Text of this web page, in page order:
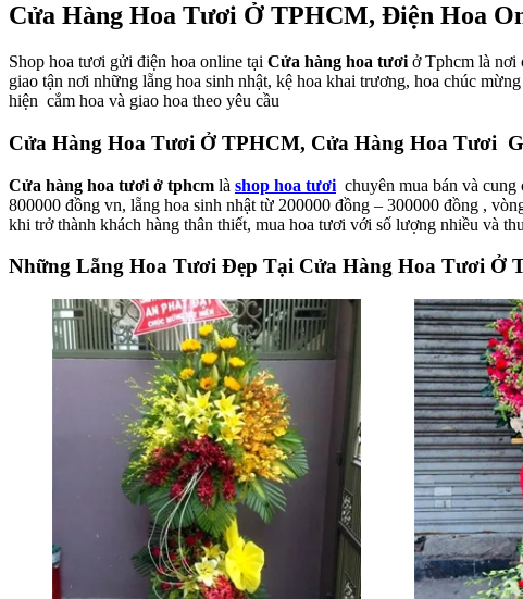
Cửa Hàng Hoa Tươi Ở TPHCM, Điện Hoa
Shop hoa tươi gửi điện hoa online tại Cửa hàng hoa tươi ở Tphcm là nơi
giao tận nơi những lẵng hoa sinh nhật, kệ hoa khai trương, hoa chúc
hiện cắm hoa và giao hoa theo yêu cầu
Cửa Hàng Hoa Tươi Ở TPHCM, Cửa Hàng Hoa Tươi
Cửa hàng hoa tươi ở tphcm là shop hoa tươi chuyên mua bán và
800000 đồng vn, lẵng hoa sinh nhật từ 200000 đồng – 300000 đồng ,
khi trở thành khách hàng thân thiết, mua hoa tươi với số lượng nhiều và
Những Lẵng Hoa Tươi Đẹp Tại Cửa Hàng Hoa Tươi Ở